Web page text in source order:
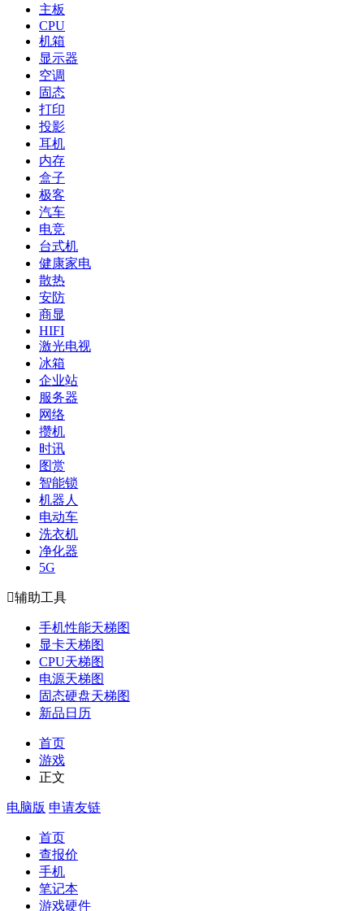
主板
CPU
机箱
显示器
空调
固态
打印
投影
耳机
内存
盒子
极客
汽车
电竞
台式机
健康家电
散热
安防
商显
HIFI
激光电视
冰箱
企业站
服务器
网络
攒机
时讯
图赏
智能锁
机器人
电动车
洗衣机
净化器
5G
辅助工具
手机性能天梯图
显卡天梯图
CPU天梯图
电源天梯图
固态硬盘天梯图
新品日历
首页
游戏
正文
电脑版 申请友链
首页
查报价
手机
笔记本
游戏硬件